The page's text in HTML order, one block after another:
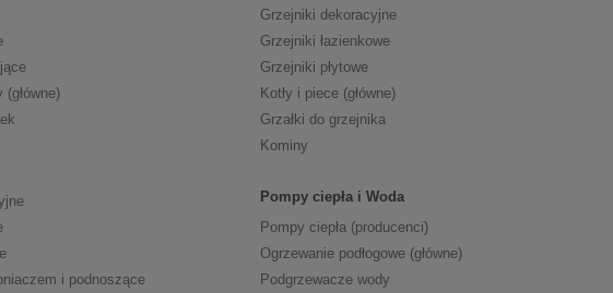
(główne)
i podnoszące
Grzejniki dekoracyjne
Grzejniki łazienkowe
Grzejniki płytowe
Kotły i piece (główne)
Grzałki do grzejnika
Kominy
Pompy ciepła i Woda
Pompy ciepła (producenci)
Ogrzewanie podłogowe (główne)
Podgrzewacze wody